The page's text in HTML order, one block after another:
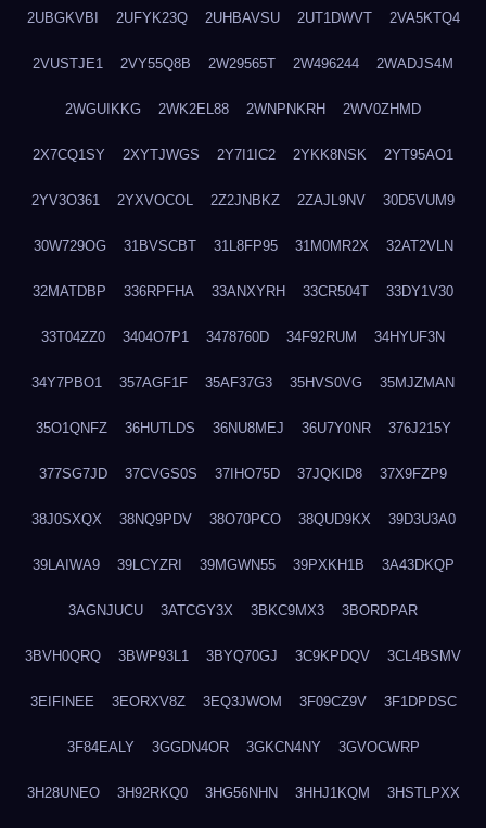
2UBGKVBI 2UFYK23Q 2UHBAVSU 2UT1DWVT 2VA5KTQ4
2VUSTJE1 2VY55Q8B 2W29565T 2W496244 2WADJS4M
2WGUIKKG 2WK2EL88 2WNPNKRH 2WV0ZHMD
2X7CQ1SY 2XYTJWGS 2Y7I1IC2 2YKK8NSK 2YT95AO1
2YV3O361 2YXVOCOL 2Z2JNBKZ 2ZAJL9NV 30D5VUM9
30W729OG 31BVSCBT 31L8FP95 31M0MR2X 32AT2VLN
32MATDBP 336RPFHA 33ANXYRH 33CR504T 33DY1V30
33T04ZZ0 3404O7P1 3478760D 34F92RUM 34HYUF3N
34Y7PBO1 357AGF1F 35AF37G3 35HVS0VG 35MJZMAN
35O1QNFZ 36HUTLDS 36NU8MEJ 36U7Y0NR 376J215Y
377SG7JD 37CVGS0S 37IHO75D 37JQKID8 37X9FZP9
38J0SXQX 38NQ9PDV 38O70PCO 38QUD9KX 39D3U3A0
39LAIWA9 39LCYZRI 39MGWN55 39PXKH1B 3A43DKQP
3AGNJUCU 3ATCGY3X 3BKC9MX3 3BORDPAR
3BVH0QRQ 3BWP93L1 3BYQ70GJ 3C9KPDQV 3CL4BSMV
3EIFINEE 3EORXV8Z 3EQ3JWOM 3F09CZ9V 3F1DPDSC
3F84EALY 3GGDN4OR 3GKCN4NY 3GVOCWRP
3H28UNEO 3H92RKQ0 3HG56NHN 3HHJ1KQM 3HSTLPXX